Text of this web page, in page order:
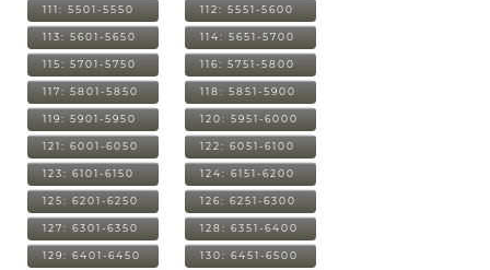
111: 5501-5550 112: 5551-5600
113: 5601-5650 114: 5651-5700
115: 5701-5750 116: 5751-5800
117: 5801-5850 118: 5851-5900
119: 5901-5950 120: 5951-6000
121: 6001-6050 122: 6051-6100
123: 6101-6150 124: 6151-6200
125: 6201-6250 126: 6251-6300
127: 6301-6350 128: 6351-6400
129: 6401-6450 130: 6451-6500